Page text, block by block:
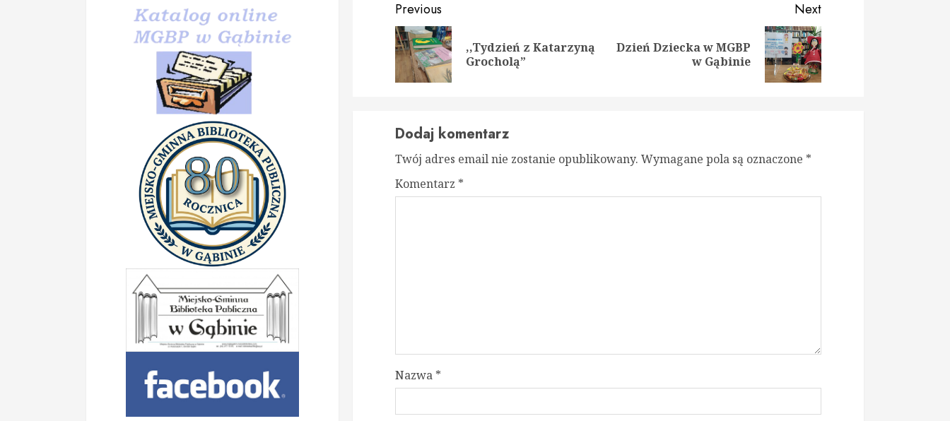
Continue
Reading
Previous
Previous
,,Tydzień z Katarzyną
Grocholą”
Next
Next
Dzień Dziecka w MGBP
w Gąbinie
Dodaj komentarz
Twój adres email nie zostanie opublikowany. Wymagane pola są oznaczone *
Komentarz *
Nazwa *